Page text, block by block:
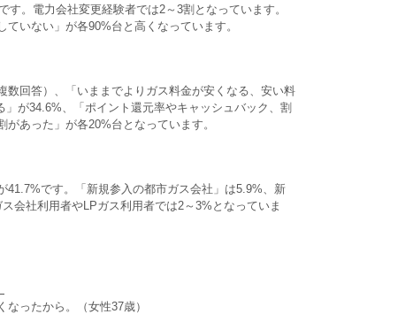
。電力会社変更経験者では2～3割となっています。
いない」が各90%台と高くなっています。
回答）、「いままでよりガス料金が安くなる、安い料
が34.6%、「ポイント還元率やキャッシュバック、割
あった」が各20%台となっています。
です。「新規参入の都市ガス会社」は5.9%、新
会社利用者やLPガス利用者では2～3%となっていま
ったから。（女性37歳）